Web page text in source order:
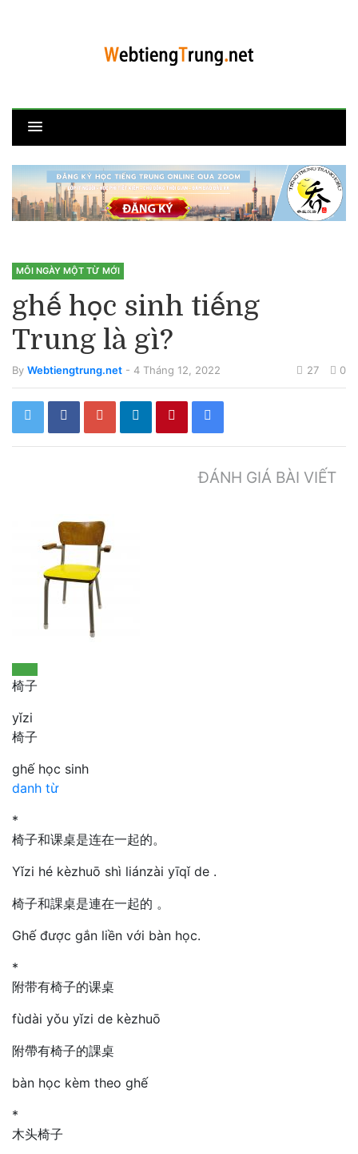
MỖI NGÀY MỘT TỪ MỚI
ghế học sinh tiếng
Trung là gì?
By Webtiengtrung.net - 4 Tháng 12, 2022 27 0
ĐÁNH GIÁ BÀI VIẾT
椅子
yǐzi
椅子
ghế học sinh
danh từ
*
椅子和课桌是连在一起的。
Yǐzi hé kèzhuō shì liánzài yīqǐ de .
椅子和課桌是連在一起的 。
Ghế được gắn liền với bàn học.
*
附带有椅子的课桌
fùdài yǒu yǐzi de kèzhuō
附帶有椅子的課桌
bàn học kèm theo ghế
*
木头椅子